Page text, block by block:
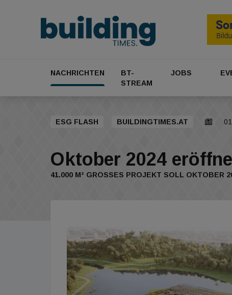
NACHRICHTEN
BT-
STREAM
JOBS
ESG FLASH BUILDINGTIMES.AT
Oktober 2024
41.000 M² GROSSES PROJEKT SOLL OKTOBER